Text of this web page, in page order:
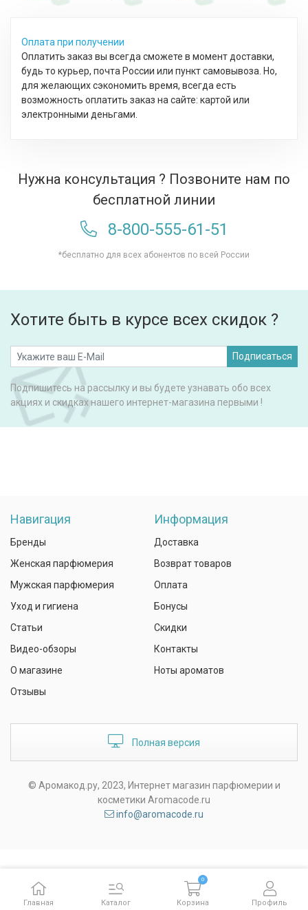
Оплата при получении
Оплатить заказ вы всегда сможете в момент доставки,
будь то курьер, почта России или пункт самовывоза. Но,
для желающих сэкономить время, всегда есть
возможность оплатить заказ на сайте: картой или
электронными деньгами.
Нужна консультация ? Позвоните нам по
бесплатной линии
8-800-555-61-51
*бесплатно для всех абонентов по всей России
Хотите быть в курсе всех скидок ?
Подписаться
Подпишитесь на рассылку и вы будете узнавать обо всех
акциях и скидках нашего интернет-магазина первыми !
Навигация
Бренды
Женская парфюмерия
Мужская парфюмерия
Уход и гигиена
Статьи
Видео-обзоры
О магазине
Отзывы
Информация
Доставка
Возврат товаров
Оплата
Бонусы
Скидки
Контакты
Ноты ароматов
Полная версия
© Аромакод.ру, 2023, Интернет магазин парфюмерии и
косметики Aromacode.ru
info@aromacode.ru
Главная Каталог Корзина
0
Профиль